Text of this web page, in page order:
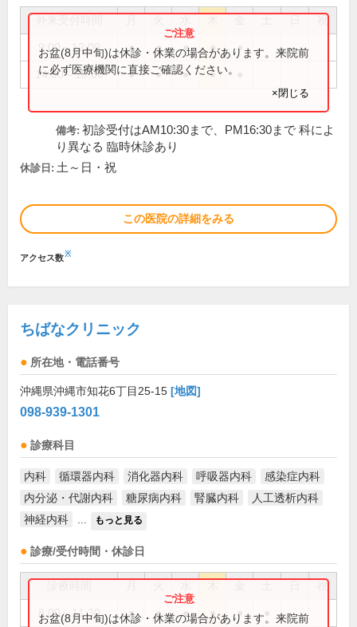
祝
9:00～12:00 ● ● ● ● ●
14:00～18:00 ● ● ● ●
お盆(8月中旬)は休診・休業の場合があります。来院前
に必ず医療機関に直接ご確認ください。
×閉じる
備考: 初診受付はAM10:30まで、PM16:30まで 科によ
り異なる 臨時休診あり
休診日: 土～日・祝
この医院の詳細をみる
アクセス数※
ちばなクリニック
所在地・電話番号
沖縄県沖縄市知花6丁目25-15 [地図]
098-939-1301
診療科目
内科 循環器内科 消化器内科 呼吸器内科
感染症内科
内分泌・代謝内科
糖尿病内科 腎臓内科
人工透析内科
神経内科
もっと見る
診療/受付時間・休診日
祝
8:00～11:30 ● ● ● ● ●
お盆(8月中旬)は休診・休業の場合があります。来院前